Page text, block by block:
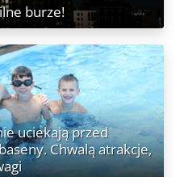
burze!
uciekają przed
Chwalą atrakcje,